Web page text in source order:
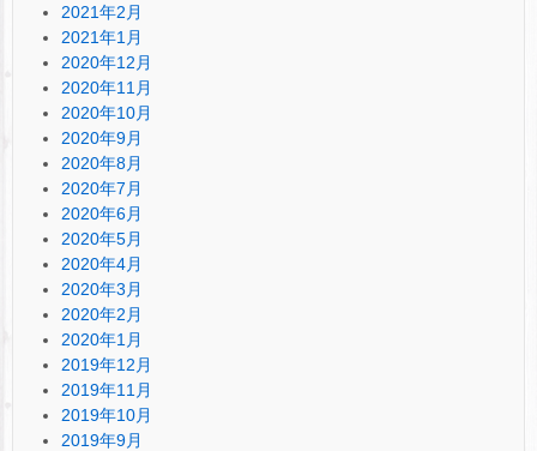
2021年2月
2021年1月
2020年12月
2020年11月
2020年10月
2020年9月
2020年8月
2020年7月
2020年6月
2020年5月
2020年4月
2020年3月
2020年2月
2020年1月
2019年12月
2019年11月
2019年10月
2019年9月